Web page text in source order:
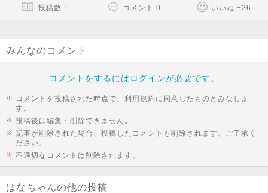
投稿数 1 コメント 0 いいね +26
みんなのコメント
コメントをするにはログインが必要です。
コメントを投稿された時点で、利用規約に同意したものとみなしま
す。
投稿後は編集・削除できません。
記事が削除された場合、投稿したコメントも削除されます。ご了承く
ださい。
不適切なコメントは削除されます。
はなちゃんの他の投稿